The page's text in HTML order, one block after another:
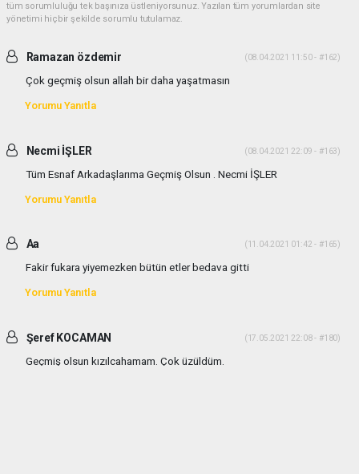
tüm sorumluluğu tek başınıza üstleniyorsunuz. Yazılan tüm yorumlardan site
yönetimi hiçbir şekilde sorumlu tutulamaz.
Ramazan özdemir (08.04.2021 11:50 - #162)
Çok geçmiş olsun allah bir daha yaşatmasın
Yorumu Yanıtla
Necmi İŞLER (08.04.2021 22:09 - #163)
Tüm Esnaf Arkadaşlarıma Geçmiş Olsun . Necmi İŞLER
Yorumu Yanıtla
Aa (11.04.2021 01:42 - #165)
Fakir fukara yiyemezken bütün etler bedava gitti
Yorumu Yanıtla
Şeref KOCAMAN (17.05.2021 22:08 - #180)
Geçmiş olsun kızılcahamam. Çok üzüldüm.